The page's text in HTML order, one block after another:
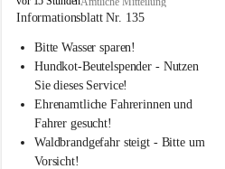
u
h
a
Informationsblatt Nr. 135
Bitte Wasser sparen!
Hundkot-Beutelspender - Nutzen
Sie dieses Service!
Ehrenamtliche Fahrerinnen und
Fahrer gesucht!
Waldbrandgefahr steigt - Bitte um
Vorsicht!